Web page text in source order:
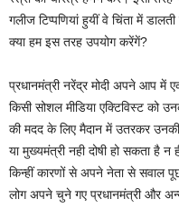
गलीज टिप्पणियां हुयीं वे चिंता में
क्या हम इस तरह उपयोग करेंगें?
प्रधानमंत्री नरेंद्र मोदी अपने आप में
किसी सोशल मीडिया एक्टिविस्ट को
की मदद के लिए मैदान में उतरकर
या मुख्यमंत्री नही दोषी हो सकता है न
किन्हीं कारणों से अपने नेता से सवाल
लोग अपने चुने गए प्रधानमंत्री और